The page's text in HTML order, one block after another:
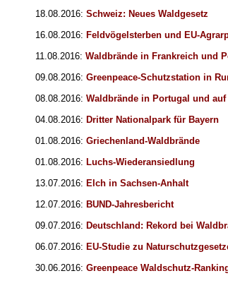
18.08.2016: Schweiz: Neues Waldgesetz
16.08.2016: Feldvögelsterben und EU-
11.08.2016: Waldbrände in Frankreich und
09.08.2016: Greenpeace-Schutzstation in
08.08.2016: Waldbrände in Portugal und auf
04.08.2016: Dritter Nationalpark für Bayern
01.08.2016: Griechenland-Waldbrände
01.08.2016: Luchs-Wiederansiedlung
13.07.2016: Elch in Sachsen-Anhalt
12.07.2016: BUND-Jahresbericht
09.07.2016: Deutschland: Rekord bei
06.07.2016: EU-Studie zu
30.06.2016: Greenpeace Waldschutz-